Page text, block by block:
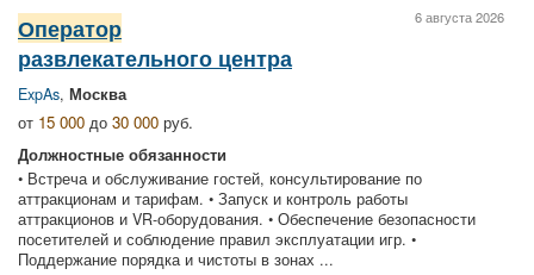
6 августа 2026
Оператор
развлекательного центра
ExpAs, Москва
от 15 000 до 30 000 руб.
Должностные обязанности
• Встреча и обслуживание гостей, консультирование по
аттракционам и тарифам. • Запуск и контроль работы
аттракционов и VR-оборудования. • Обеспечение безопасности
посетителей и соблюдение правил эксплуатации игр. •
Поддержание порядка и чистоты в зонах ...